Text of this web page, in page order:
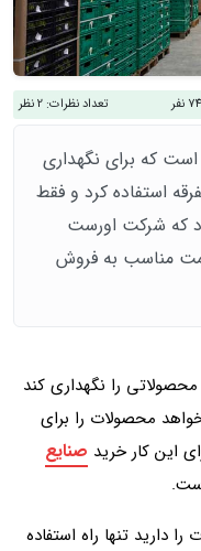
تعداد نظرات: 2 نظر
که برای نگهداری
استفاده کرد و فقط
که شرکت اورست
مناسب به فروش
را نگهداری کند
محصولات را برای
این کار خرید صنایع
دارید تنها راه استفاده